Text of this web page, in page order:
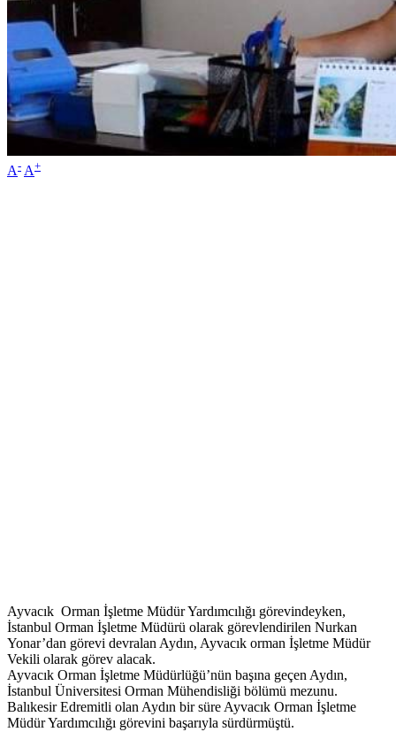
A- A+
Ayvacık Orman İşletme Müdür Yardımcılığı görevindeyken,
İstanbul Orman İşletme Müdürü olarak görevlendirilen Nurkan
Yonar’dan görevi devralan Aydın, Ayvacık orman İşletme Müdür
Vekili olarak görev alacak.
Ayvacık Orman İşletme Müdürlüğü’nün başına geçen Aydın,
İstanbul Üniversitesi Orman Mühendisliği bölümü mezunu.
Balıkesir Edremitli olan Aydın bir süre Ayvacık Orman İşletme
Müdür Yardımcılığı görevini başarıyla sürdürmüştü.